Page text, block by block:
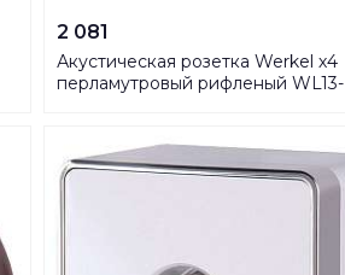
2 081
Акустическая розетка Werkel х4
перламутровый рифленый WL13-